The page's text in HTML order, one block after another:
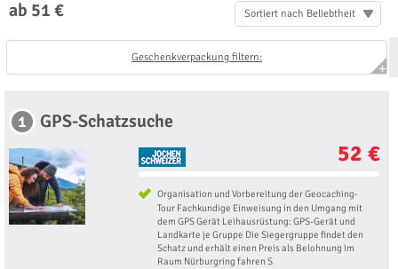
ab 51 € Sortiert nach Beliebtheit
Geschenkverpackung filtern:
1 GPS-Schatzsuche
52 €
Organisation und Vorbereitung der Geocaching-
Tour Fachkundige Einweisung in den Umgang mit
dem GPS Gerät Leihausrüstung: GPS-Gerät und
Landkarte je Gruppe Die Siegergruppe findet den
Schatz und erhält einen Preis als Belohnung Im
Raum Nürburgring fahren S